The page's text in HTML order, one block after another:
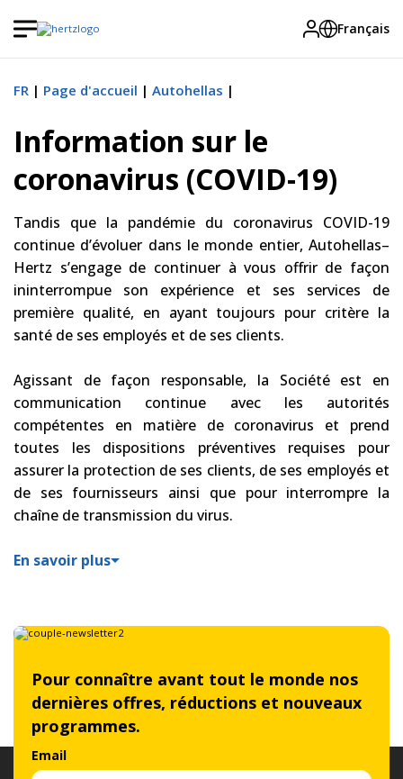
Français
FR Page d'accueil Autohellas
Information sur le
coronavirus (COVID-19)
Tandis que la pandémie du coronavirus COVID-19
continue d’évoluer dans le monde entier, Autohellas–
Hertz s’engage de continuer à vous offrir de façon
ininterrompue son expérience et ses services de
première qualité, en ayant toujours pour critère la
santé de ses employés et de ses clients.
Agissant de façon responsable, la Société est en
communication continue avec les autorités
compétentes en matière de coronavirus et prend
toutes les dispositions préventives requises pour
assurer la protection de ses clients, de ses employés et
de ses fournisseurs ainsi que pour interrompre la
chaîne de transmission du virus.
En savoir plus
Pour connaître avant tout le monde nos
dernières offres, réductions et nouveaux
programmes.
Email